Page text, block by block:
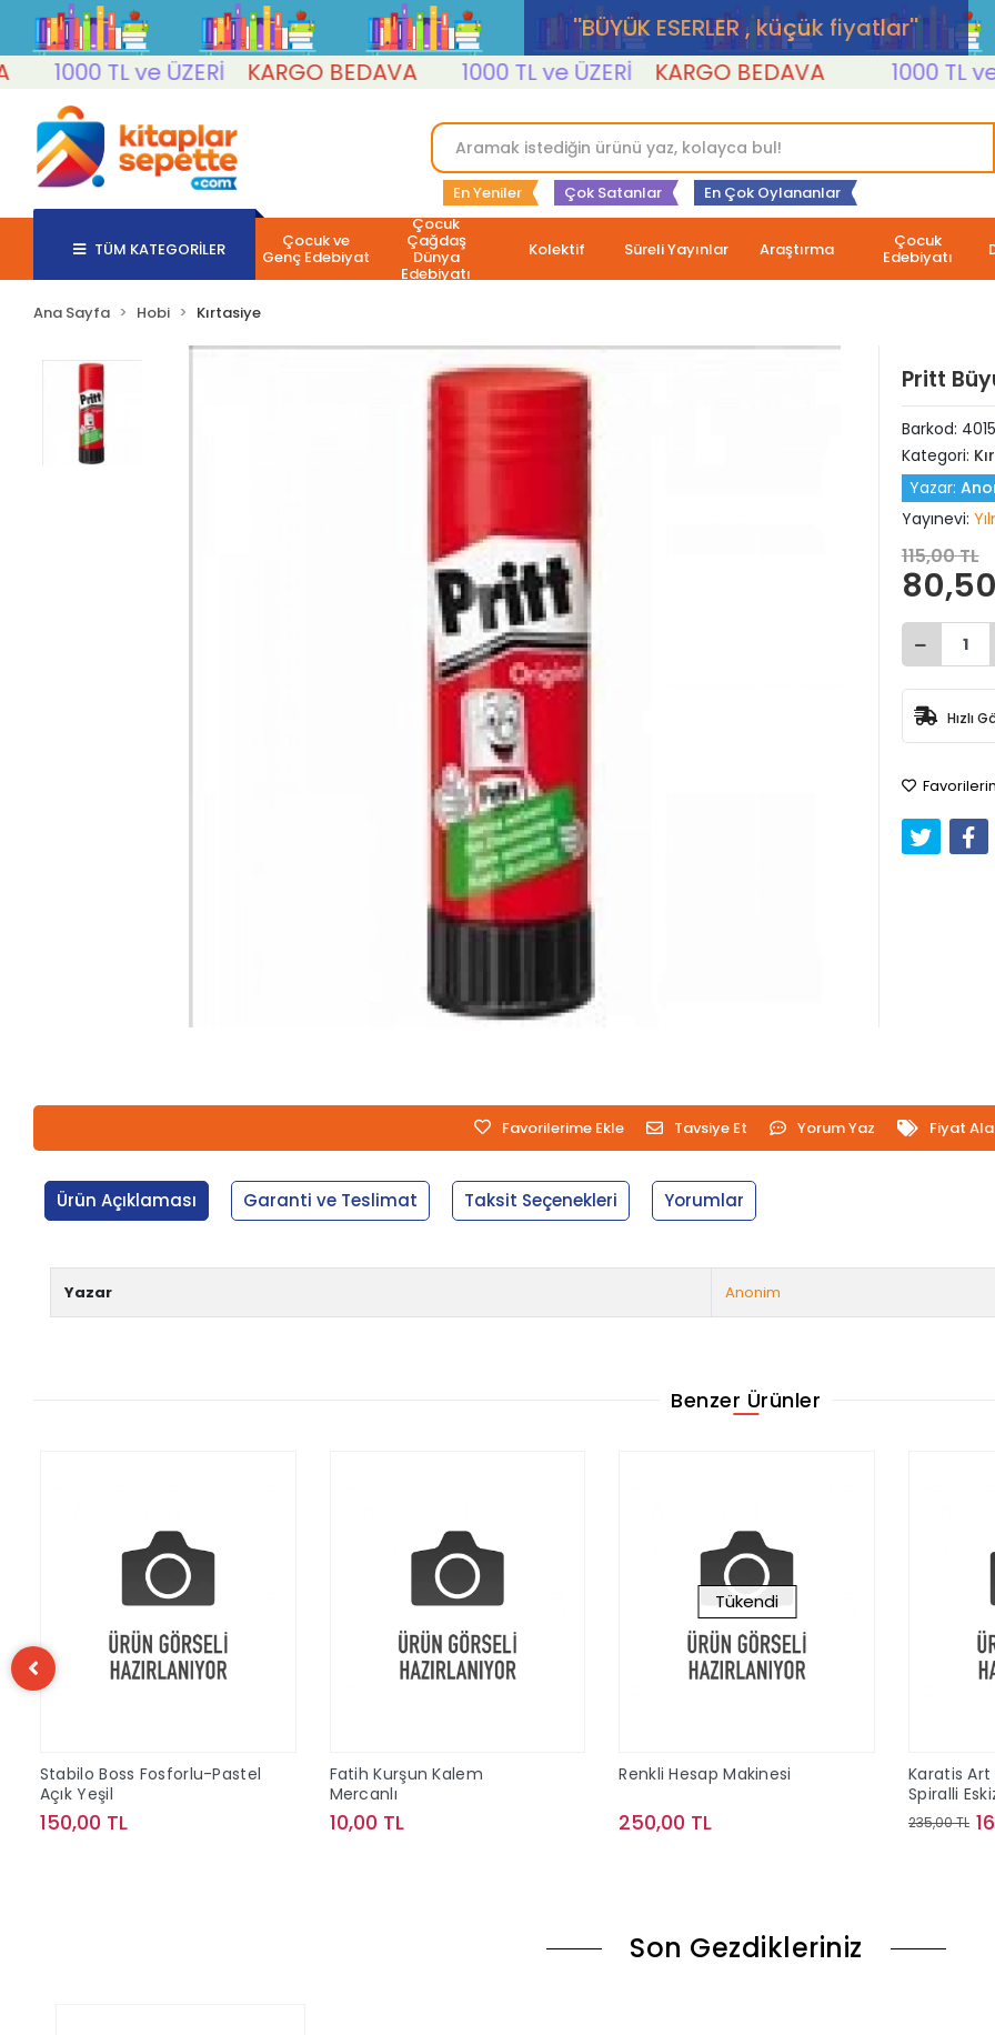
''BÜYÜK ESERLER , küçük fiyatlar''
1000 TL ve ÜZERİ
KARGO BEDAVA 1000 TL ve ÜZERİ KARGO BEDAVA 1000 TL ve
En Yeniler Çok Satanlar En Çok Oylananlar
TÜM KATEGORİLER Çocuk ve
Genç Edebiyat
Çocuk
Çağdaş
Dünya
Edebiyatı
Kolektif Süreli Yayınlar Araştırma Çocuk
Edebiyatı
Ana Sayfa Hobi Kırtasiye
Pritt
Barkod:
Kategori:
Yazar:
Yayınevi:
115,00 TL
Hızlı
Favorilerime Ekle Tavsiye Et Yorum Yaz Fiyat
Ürün Açıklaması Garanti ve Teslimat Taksit Seçenekleri Yorumlar
Yazar Anonim
Benzer Ürünler
Stabilo Boss Fosforlu-Pastel
Açık Yeşil
150,00 TL
Fatih Kurşun Kalem
Mercanlı
10,00 TL
Tükendi
Renkli Hesap Makinesi
250,00 TL
Karatis Art
Spiralli
235,00 TL
Son Gezdikleriniz